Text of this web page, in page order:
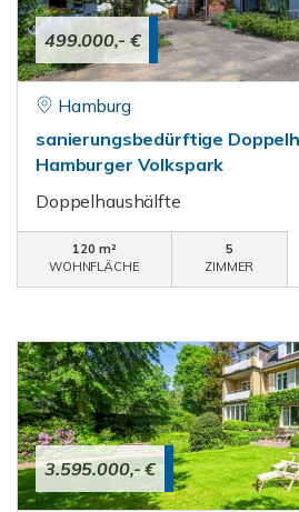
499.000,- €
Hamburg
sanierungsbedürftige
Hamburger Volkspark
Doppelhaushälfte
120 m²
WOHNFLÄCHE
5
ZIMMER
3.595.000,- €